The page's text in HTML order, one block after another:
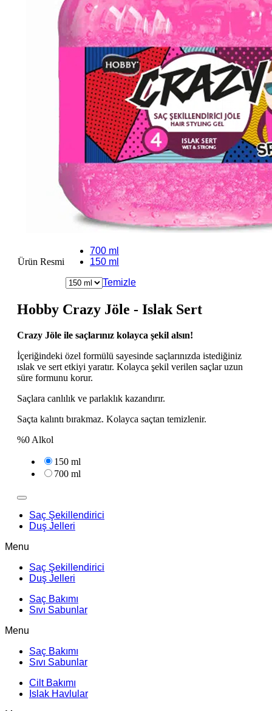
Ürün Resmi
700 ml
150 ml
Temizle
Hobby Crazy Jöle - Islak Sert
Crazy Jöle ile saçlarınız kolayca şekil alsın!
İçeriğindeki özel formülü sayesinde saçlarınızda istediğiniz
ıslak ve sert etkiyi yaratır. Kolayca şekil verilen saçlar uzun
süre formunu korur.
Saçlara canlılık ve parlaklık kazandırır.
Saçta kalıntı bırakmaz. Kolayca saçtan temizlenir.
%0 Alkol
150 ml
700 ml
Saç Şekillendirici
Duş Jelleri
Menu
Saç Şekillendirici
Duş Jelleri
Saç Bakımı
Sıvı Sabunlar
Menu
Saç Bakımı
Sıvı Sabunlar
Cilt Bakımı
Islak Havlular